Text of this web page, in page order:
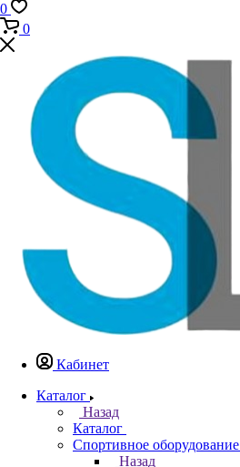
0
0
Кабинет
Каталог
Назад
Каталог
Спортивное оборудование
Назад